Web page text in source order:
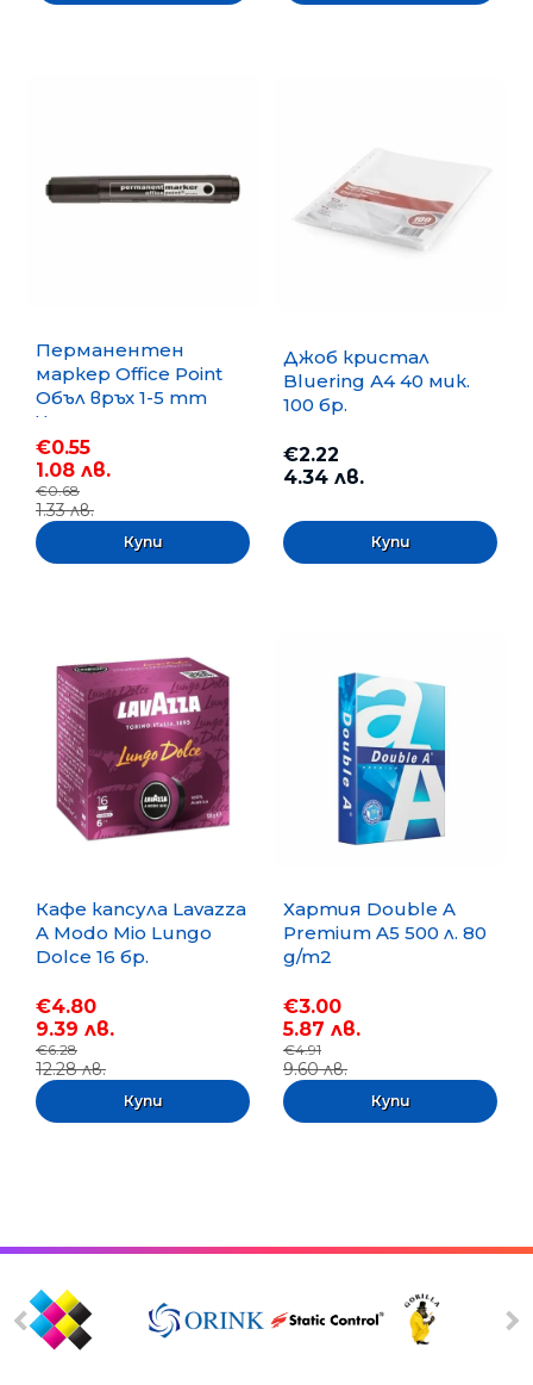
Перманентен
маркер Office Point
Объл връх 1-5 mm
Черен
€0.55
1.08 лв.
€0.68
1.33 лв.
Джоб кристал
Bluering А4 40 мик.
100 бр.
€2.22
4.34 лв.
Кафе капсула Lavazza
A Modo Mio Lungo
Dolce 16 бр.
€4.80
9.39 лв.
€6.28
12.28 лв.
Хартия Double A
Premium A5 500 л. 80
g/m2
€3.00
5.87 лв.
€4.91
9.60 лв.